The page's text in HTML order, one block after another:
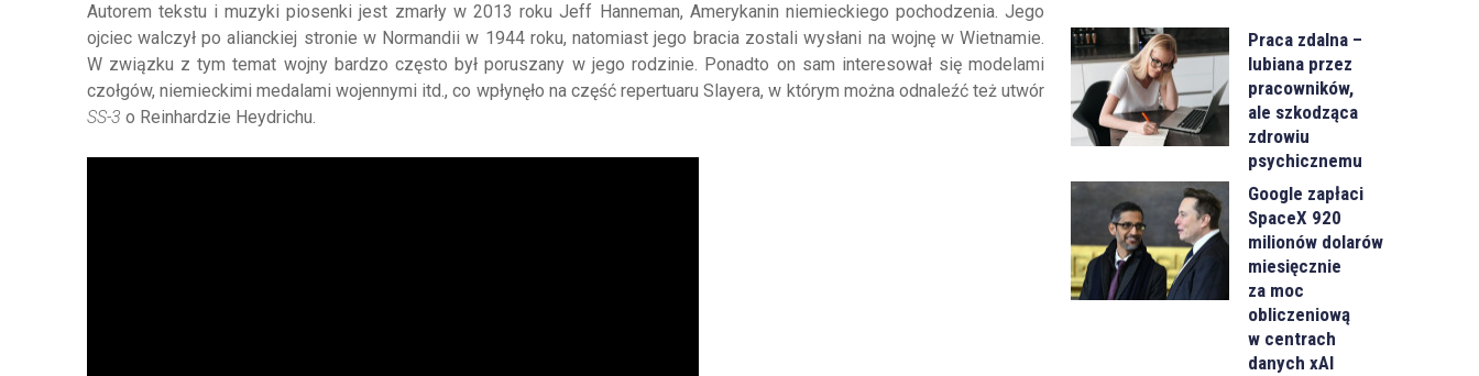
Autorem tekstu i muzyki piosenki jest zmarły w 2013 roku Jeff Hanneman, Amerykanin niemieckiego pochodzenia. Jego
ojciec walczył po alianckiej stronie w Normandii w 1944 roku, natomiast jego bracia zostali wysłani na wojnę w Wietnamie.
W związku z tym temat wojny bardzo często był poruszany w jego rodzinie. Ponadto on sam interesował się modelami
czołgów, niemieckimi medalami wojennymi itd., co wpłynęło na część repertuaru Slayera, w którym można odnaleźć też utwór
SS-3 o Reinhardzie Heydrichu.
Praca zdalna –
lubiana przez
pracowników,
ale szkodząca
zdrowiu
psychicznemu
Google zapłaci
SpaceX 920
milionów dolarów
miesięcznie
za moc
obliczeniową
w centrach
danych xAI